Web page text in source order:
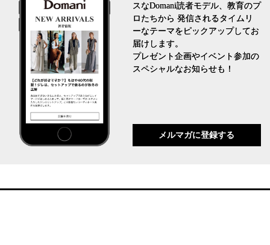
スなDomani読者モデル、教育のプ
ロたちから 発信されるタイムリ
ーなテーマをピックアップしてお
届けします。
プレゼント企画やイベント参加の
スペシャルなお知らせも！
メルマガに登録する